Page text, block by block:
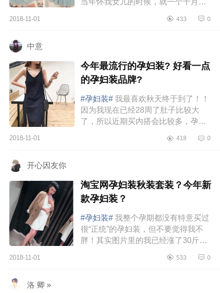
当年怀我女儿的时候，就一个十月妈
呢。这次二胎我怀孕到现在除了裤...
2018-11-01 433 0
中意
今年最流行的孕妇装? 好看一点
的孕妇装品牌?
#孕妇装# 我最喜欢秋天终于到了！！
因为我现在已经28周了肚子比较大
了，所以近期买内搭会比较多，孕期
套，宽松一点的其实都能穿呀，持
2018-11-01 418 0
开心因友你
淘宝网孕妇装秋装套装？今年新
款孕妇装？
#孕妇装# 我整个孕期都没有特意买过
很“正统”的孕妇装，但不要觉得我不
胖！其实图片里的我已经涨了30斤
有误区，就是越胖越要穿特别肥大...
2018-11-01 533 0
洛 卿 »